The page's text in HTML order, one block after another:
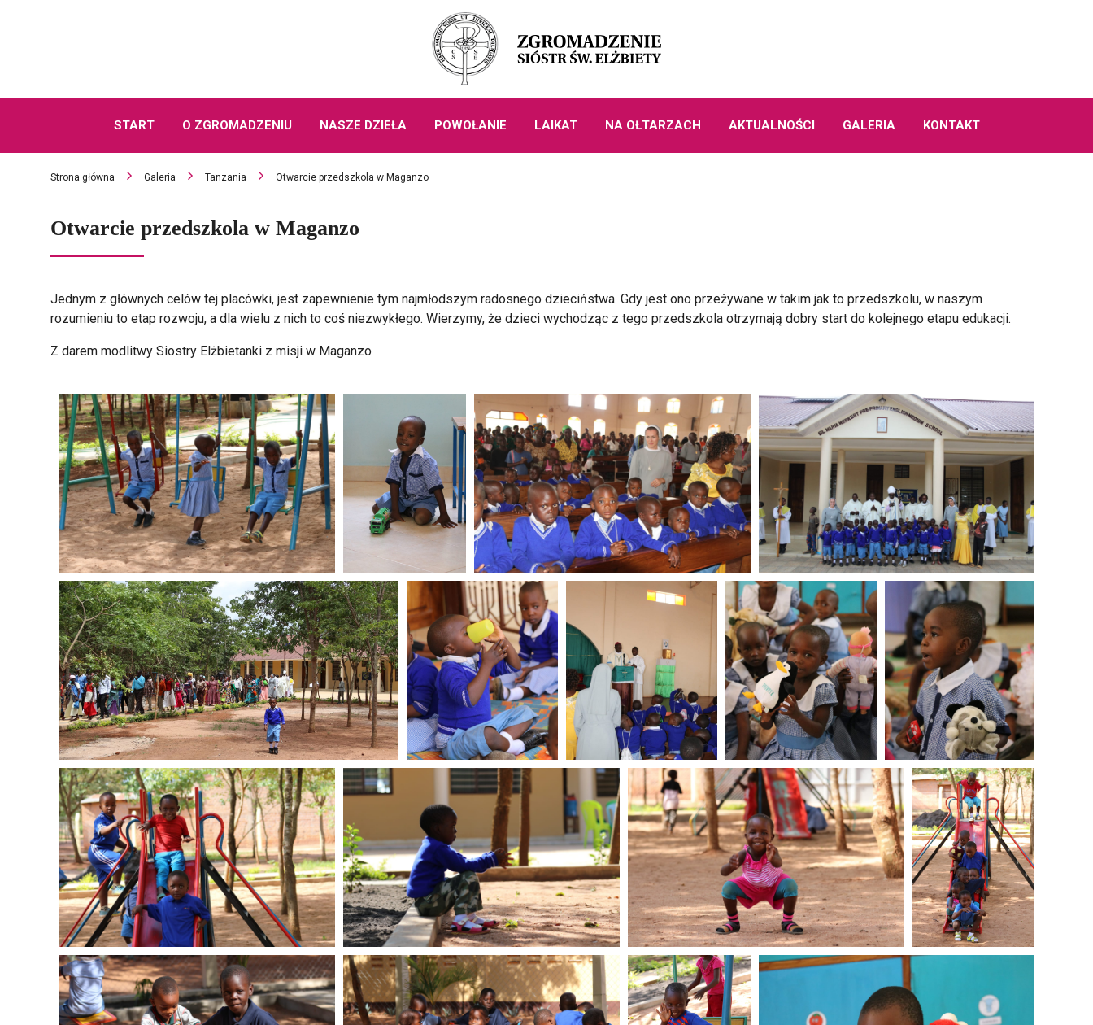
START O ZGROMADZENIU NASZE DZIEŁA POWOŁANIE LAIKAT NA OŁTARZACH AKTUALNOŚCI GALERIA KONTAKT
Strona główna Galeria Tanzania Otwarcie przedszkola w Maganzo
Otwarcie przedszkola w Maganzo
Jednym z głównych celów tej placówki, jest zapewnienie tym najmłodszym radosnego dzieciństwa. Gdy jest ono przeżywane w takim jak to przedszkolu, w naszym
rozumieniu to etap rozwoju, a dla wielu z nich to coś niezwykłego. Wierzymy, że dzieci wychodząc z tego przedszkola otrzymają dobry start do kolejnego etapu edukacji.
Z darem modlitwy Siostry Elżbietanki z misji w Maganzo